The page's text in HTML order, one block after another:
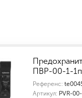
ПВР-00-1-
Референс:
Артикул: PVR-